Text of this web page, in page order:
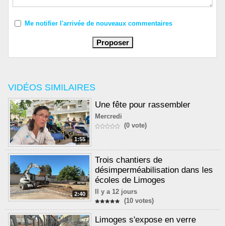
VIDÉOS SIMILAIRES
1:55
Une fête pour rassembler
Mercredi
(0 vote)
2:40
Trois chantiers de
désimperméabilisation dans les
écoles de Limoges
Il y a 12 jours
(10 votes)
Limoges s'expose en verre
Me notifier l'arrivée de nouveaux commentaires